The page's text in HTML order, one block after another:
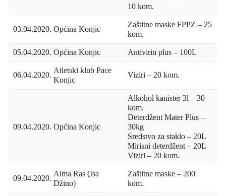
10 kom.
03.04.2020. Općina Konjic
Zaštitne maske FPPZ – 25
kom.
05.04.2020. Općina Konjic Antivirin plus – 100L
06.04.2020. Atletski klub Pace
Konjic
Viziri – 20 kom.
09.04.2020. Općina Konjic
Alkohol kanister 3l – 30
kom.
Deterdžent Mater Plus –
30kg
Sredstvo za staklo – 20L
Mirisni deterdžent – 20L
Viziri – 20 kom.
09.04.2020. Alma Ras (Isa
Džino)
Zaštitne maske – 200
kom.